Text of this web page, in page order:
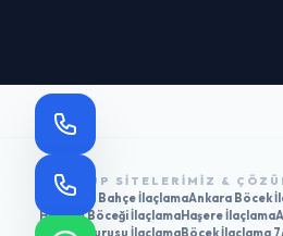
GRUP SITELERIMIZ &
Ankara Bahçe İlaçlamaAnkara Böcek
Hamam Böceği İlaçlamaHaşere İlaçlama
Tahtakurusu İlaçlamaBöcek İlaçlama